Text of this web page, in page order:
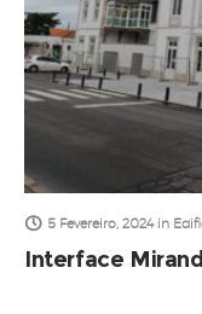
5 Fevereiro, 2024 in
Interface